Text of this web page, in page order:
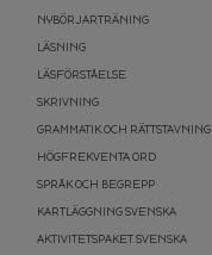
NYBÖRJARTRÄNING
LÄSNING
LÄSFÖRSTÅELSE
SKRIVNING
GRAMMATIK OCH RÄTTSTAVNING
HÖGFREKVENTA ORD
SPRÅK OCH BEGREPP
KARTLÄGGNING SVENSKA
AKTIVITETSPAKET SVENSKA